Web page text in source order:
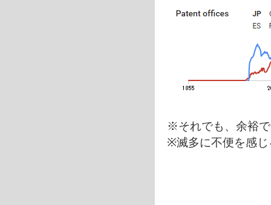
※それでも、余裕
※滅多に不便を感